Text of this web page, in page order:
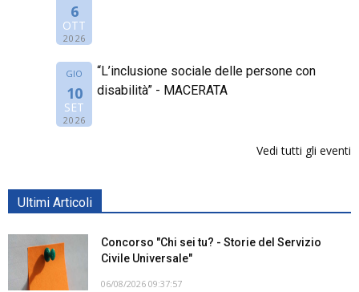
6
OTT
2026
GIO
10
SET
2026
“L’inclusione sociale delle persone con
disabilità” - MACERATA
Vedi tutti gli eventi
Ultimi Articoli
Concorso "Chi sei tu? - Storie del Servizio
Civile Universale"
06/08/2026 09:37:57